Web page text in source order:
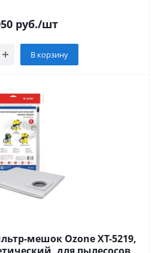
руб./шт
В корзину
мешок Ozone XT-5219,